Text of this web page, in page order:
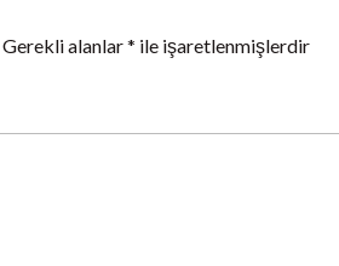
Gerekli alanlar* ile işaretlenmişlerdir